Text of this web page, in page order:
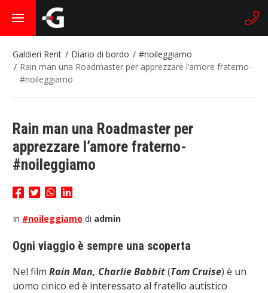
Galdieri Rent Diario di bordo
#noileggiamo
Rain man una Roadmaster per apprezzare l’amore fraterno-
#noileggiamo
Rain man una Roadmaster per
apprezzare l’amore fraterno-
#noileggiamo
In #noileggiamo di admin
Ogni viaggio è sempre una scoperta
Nel film Rain Man, Charlie Babbit(Tom Cruise) è un
uomo cinico ed è interessato al fratello autistico